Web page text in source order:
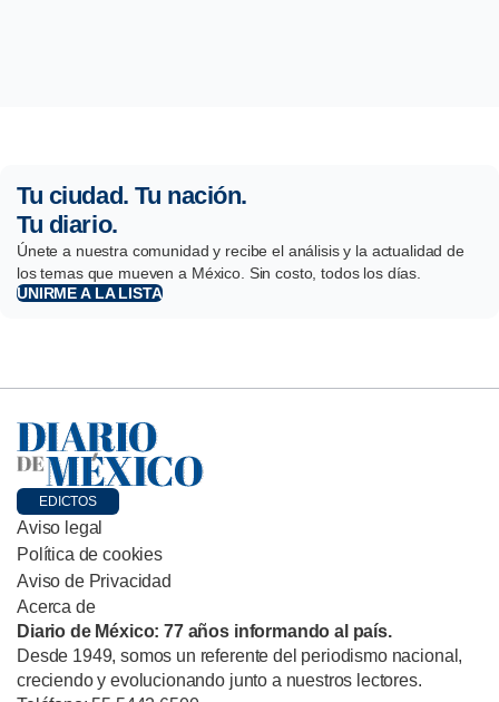
Tu ciudad. Tu nación.
Tu diario.
Únete a nuestra comunidad y recibe el análisis y la actualidad de
los temas que mueven a México. Sin costo, todos los días.
UNIRME A LA LISTA
EDICTOS
Aviso legal
Política de cookies
Aviso de Privacidad
Acerca de
Diario de México: 77 años informando al país.
Desde 1949, somos un referente del periodismo nacional,
creciendo y evolucionando junto a nuestros lectores.